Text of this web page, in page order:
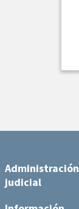
Administración
judicial